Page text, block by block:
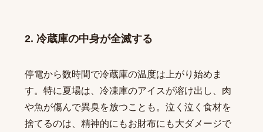
2. 冷蔵庫の中身が全滅する
停電から数時間で冷蔵庫の温度は上がり始めま
す。特に夏場は、冷凍庫のアイスが溶け出し、肉
や魚が傷んで異臭を放つことも。泣く泣く食材を
捨てるのは、精神的にもお財布にも大ダメージで